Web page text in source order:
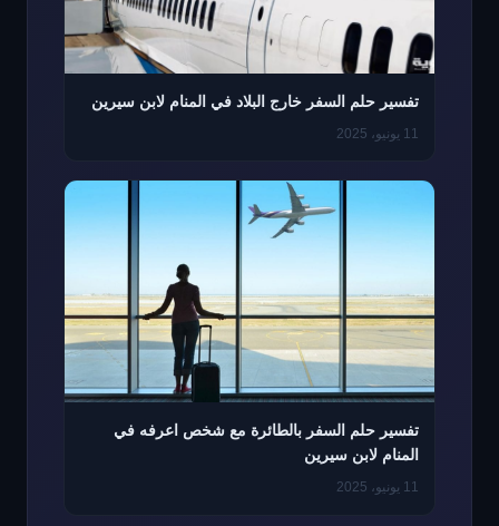
تفسير حلم السفر خارج البلاد في المنام لابن سيرين
11 يونيو، 2025
تفسير حلم السفر بالطائرة مع شخص اعرفه في
المنام لابن سيرين
11 يونيو، 2025